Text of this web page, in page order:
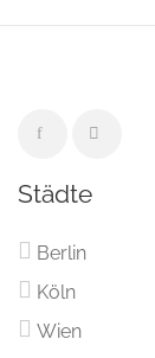
Städte
Berlin
Köln
Wien